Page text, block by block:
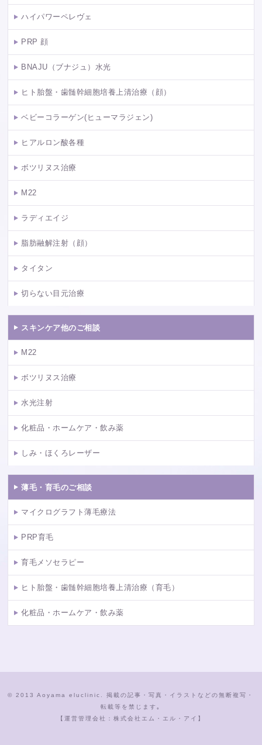
ハイパワーペレヴェ
PRP 顔
BNAJU（ブナジュ）水光
ヒト胎盤・歯髄幹細胞培養上清治療（顔）
ベビーコラーゲン(ヒューマラジェン)
ヒアルロン酸各種
ボツリヌス治療
M22
ラディエイジ
脂肪融解注射（顔）
タイタン
切らない目元治療
スキンケア他のご相談
M22
ボツリヌス治療
水光注射
化粧品・ホームケア・飲み薬
しみ・ほくろレーザー
薄毛・育毛のご相談
マイクログラフト薄毛療法
PRP育毛
育毛メソセラピー
ヒト胎盤・歯髄幹細胞培養上清治療（育毛）
化粧品・ホームケア・飲み薬
© 2013 Aoyama eluclinic. 掲載の記事・写真・イラストなどの無断複写・
転載等を禁じます｡
【運営管理会社：株式会社エム・エル・アイ】